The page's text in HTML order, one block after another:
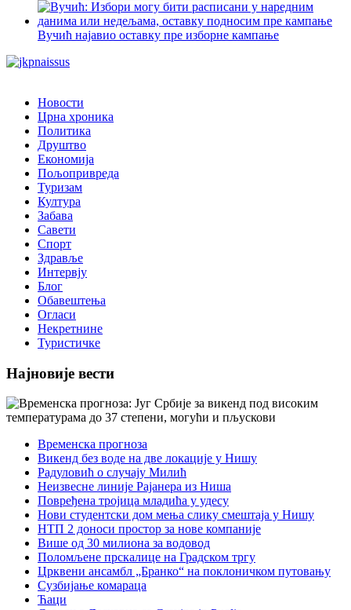
Вучић најавио оставку пре изборне кампање
Новости
Црна хроника
Политика
Друштво
Економија
Пољопривреда
Туризам
Култура
Забава
Савети
Спорт
Здравље
Интервју
Блог
Обавештења
Огласи
Некретнине
Туристичке
Најновије вести
Временска прогноза
Викенд без воде на две локације у Нишу
Радуловић о случају Милић
Неизвесне линије Рајанера из Ниша
Повређена тројица младића у удесу
Нови студентски дом мења слику смештаја у Нишу
НТП 2 доноси простор за нове компаније
Више од 30 милиона за водовод
Поломљене прскалице на Градском тргу
Црквени ансамбл „Бранко“ на поклоничком путовању
Сузбијање комараца
Ћаци